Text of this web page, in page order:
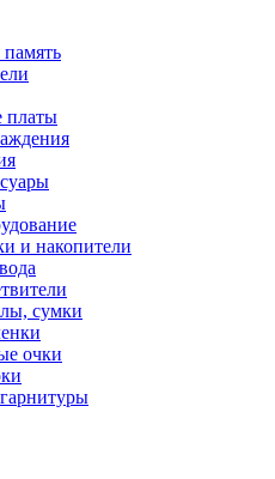
платы
и накопители
сумки
очки